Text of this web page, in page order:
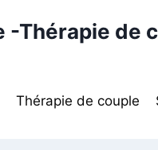
Thérapie de
Thérapie de couple